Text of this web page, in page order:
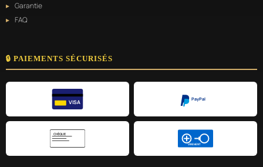
Garantie
FAQ
🔒 PAIEMENTS SÉCURISÉS
VISA
PayPal
CHÈQUE
VIREMENT